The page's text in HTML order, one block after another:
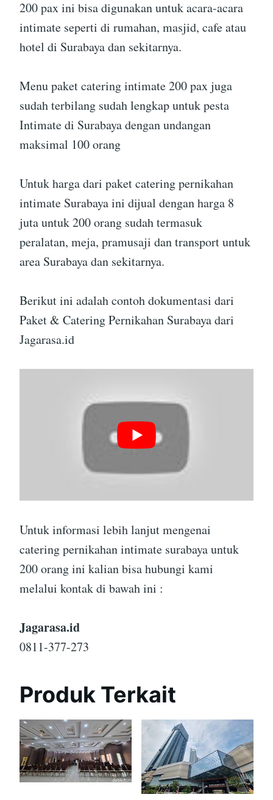
200 pax ini bisa digunakan untuk acara-acara
intimate seperti di rumahan, masjid, cafe atau
hotel di Surabaya dan sekitarnya.
Menu paket catering intimate 200 pax juga
sudah terbilang sudah lengkap untuk pesta
Intimate di Surabaya dengan undangan
maksimal 100 orang
Untuk harga dari paket catering pernikahan
intimate Surabaya ini dijual dengan harga 8
juta untuk 200 orang sudah termasuk
peralatan, meja, pramusaji dan transport untuk
area Surabaya dan sekitarnya.
Berikut ini adalah contoh dokumentasi dari
Paket & Catering Pernikahan Surabaya dari
Jagarasa.id
Untuk informasi lebih lanjut mengenai
catering pernikahan intimate surabaya untuk
200 orang ini kalian bisa hubungi kami
melalui kontak di bawah ini :
Jagarasa.id
0811-377-273
Produk Terkait